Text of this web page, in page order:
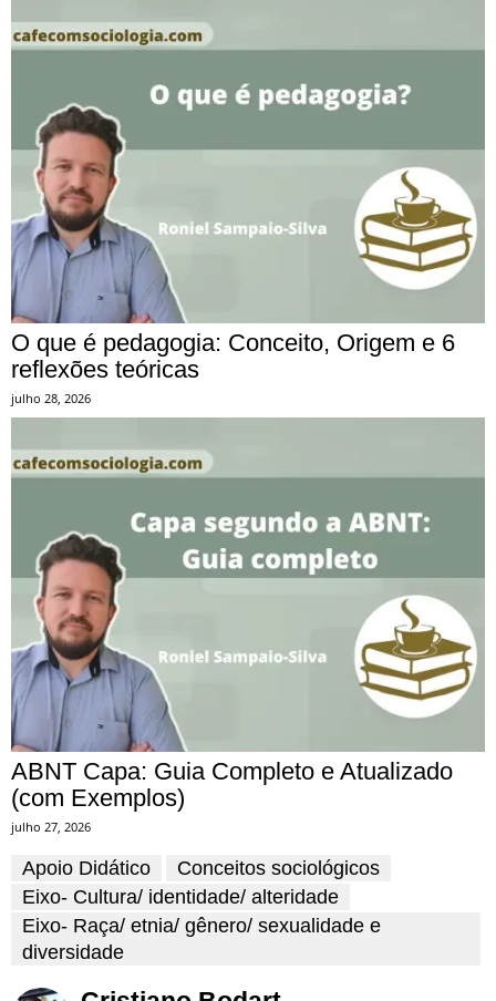
O que é pedagogia: Conceito, Origem e 6
reflexões teóricas
julho 28, 2026
ABNT Capa: Guia Completo e Atualizado
(com Exemplos)
julho 27, 2026
Apoio Didático
Conceitos sociológicos
Eixo- Cultura/ identidade/ alteridade
Eixo- Raça/ etnia/ gênero/ sexualidade e
diversidade